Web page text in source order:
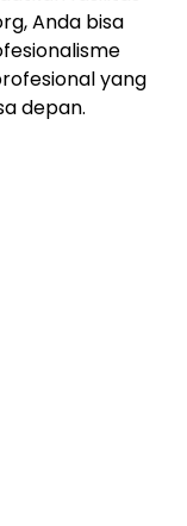
Anda bisa
yang
depan.